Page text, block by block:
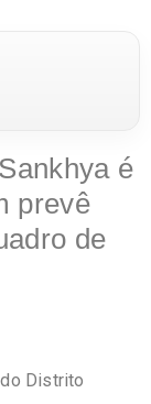
é
prevê
de
Distrito